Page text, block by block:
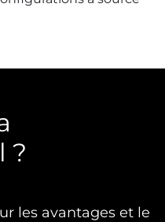
?
les avantages et le